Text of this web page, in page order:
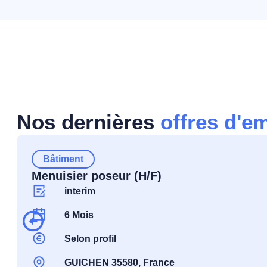
Nos dernières offres
Bâtiment
Menuisier poseur (H/F)
interim
6 Mois
Selon profil
GUICHEN 35580, France